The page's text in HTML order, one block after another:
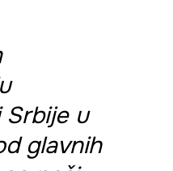
Srbije u
glavnih